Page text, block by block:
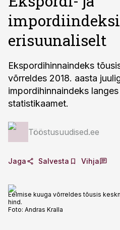
erisuunaliselt
Ekspordihinnaindeks
võrreldes 2018. aasta
impordihinnaindeks
statistikaamet.
Tööstusuudised.ee
Jaga Salvesta Vihja
Eelmise kuuga võrreldes tõusis
hind.
Foto: Andras Kralla